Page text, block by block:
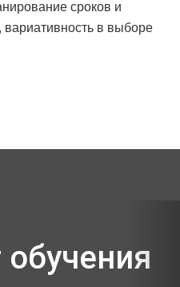
сроков и
в выборе
обучения